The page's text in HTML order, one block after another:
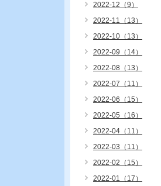
2022-12（9）
2022-11（13）
2022-10（13）
2022-09（14）
2022-08（13）
2022-07（11）
2022-06（15）
2022-05（16）
2022-04（11）
2022-03（11）
2022-02（15）
2022-01（17）